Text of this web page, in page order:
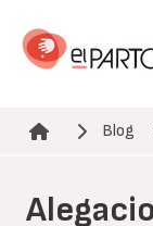
contenido
Ruta de navegación
Blog